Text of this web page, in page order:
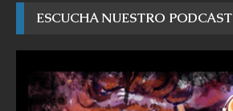
ESCUCHA NUESTRO PODCAST